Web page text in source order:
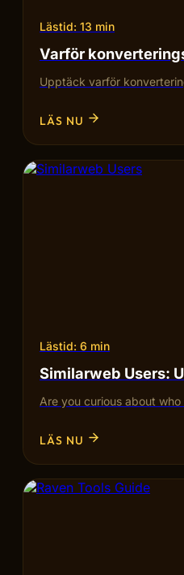
Lästid: 13 min
Varför
Upptäck varför
LÄS NU
Lästid: 6 min
Similarweb Users:
Are you curious about
LÄS NU